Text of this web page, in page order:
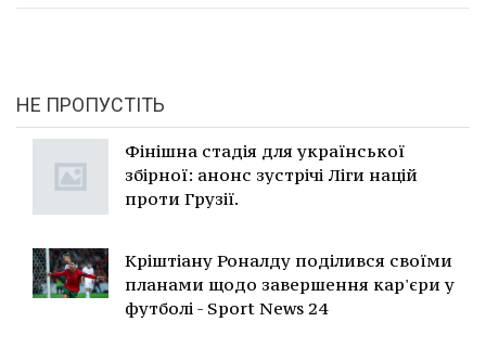
НЕ ПРОПУСТІТЬ
Фінішна стадія для української
збірної: анонс зустрічі Ліги націй
проти Грузії.
Кріштіану Роналду поділився своїми
планами щодо завершення кар'єри у
футболі - Sport News 24